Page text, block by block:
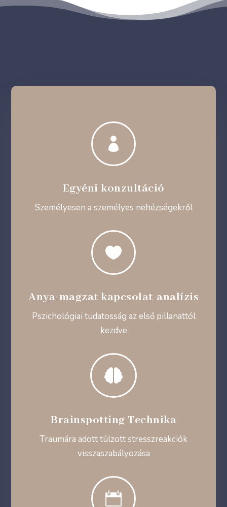

Egyéni konzultáció
Személyesen a személyes nehézségekről

Anya-magzat kapcsolat-analízis
Pszichológiai tudatosság az első pillanattól
kezdve

Brainspotting Technika
Traumára adott túlzott stresszreakciók
visszaszabályozása
